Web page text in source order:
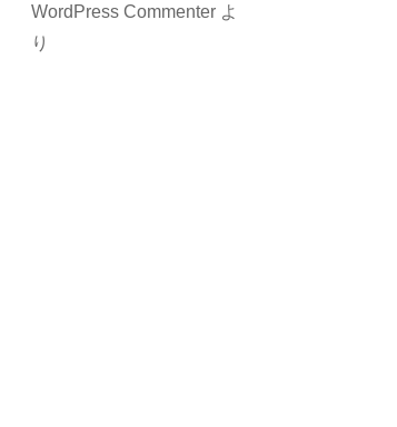
WordPress Commenter よ
り